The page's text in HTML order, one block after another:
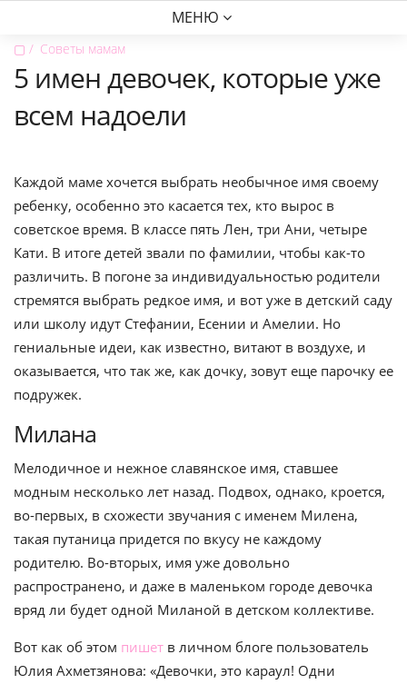
МЕНЮ
▢ Советы мамам
5 имен девочек, которые уже
всем надоели
Каждой маме хочется выбрать необычное имя своему
ребенку, особенно это касается тех, кто вырос в
советское время. В классе пять Лен, три Ани, четыре
Кати. В итоге детей звали по фамилии, чтобы как-то
различить. В погоне за индивидуальностью родители
стремятся выбрать редкое имя, и вот уже в детский саду
или школу идут Стефании, Есении и Амелии. Но
гениальные идеи, как известно, витают в воздухе, и
оказывается, что так же, как дочку, зовут еще парочку ее
подружек.
Милана
Мелодичное и нежное славянское имя, ставшее
модным несколько лет назад. Подвох, однако, кроется,
во-первых, в схожести звучания с именем Милена,
такая путаница придется по вкусу не каждому
родителю. Во-вторых, имя уже довольно
распространено, и даже в маленьком городе девочка
вряд ли будет одной Миланой в детском коллективе.
Вот как об этом пишет в личном блоге пользователь
Юлия Ахметзянова: «Девочки, это караул! Одни